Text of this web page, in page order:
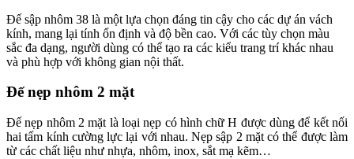
Đế sập nhôm 38 là một lựa chọn đáng tin cậy cho các dự án vách
kính, mang lại tính ổn định và độ bền cao. Với các tùy chọn màu
sắc đa dạng, người dùng có thể tạo ra các kiểu trang trí khác nhau
và phù hợp với không gian nội thất.
Đế nẹp nhôm 2 mặt
Đế nẹp nhôm 2 mặt là loại nẹp có hình chữ H được dùng để kết nối
hai tấm kính cường lực lại với nhau. Nẹp sập 2 mặt có thể được làm
từ các chất liệu như nhựa, nhôm, inox, sắt mạ kẽm…